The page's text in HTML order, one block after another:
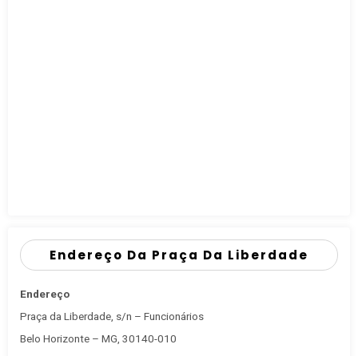
Endereço Da Praça Da Liberdade
Endereço
Praça da Liberdade, s/n – Funcionários
Belo Horizonte – MG, 30140-010